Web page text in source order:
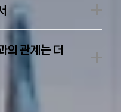
의 관계는 더